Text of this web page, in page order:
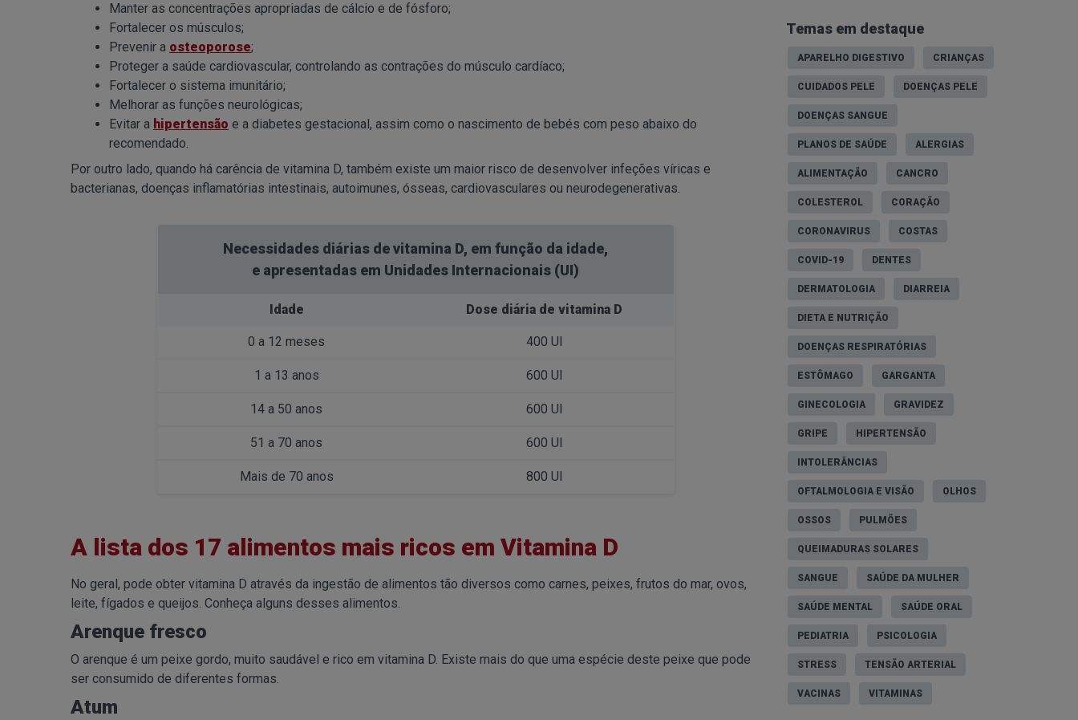
Manter as concentrações apropriadas de cálcio e de fósforo;
Fortalecer os músculos;
Prevenir a osteoporose;
Proteger a saúde cardiovascular, controlando as contrações do músculo cardíaco;
Fortalecer o sistema imunitário;
Melhorar as funções neurológicas;
Evitar a hipertensão e a diabetes gestacional, assim como o nascimento de bebés com peso abaixo do
recomendado.
Por outro lado, quando há carência de vitamina D, também existe um maior risco de desenvolver infeções víricas e
bacterianas, doenças inflamatórias intestinais, autoimunes, ósseas, cardiovasculares ou neurodegenerativas.
Necessidades diárias de vitamina D, em função da idade,
e apresentadas em Unidades Internacionais (UI)
Idade Dose diária de vitamina D
0 a 12 meses 400 UI
1 a 13 anos 600 UI
14 a 50 anos 600 UI
51 a 70 anos 600 UI
Mais de 70 anos 800 UI
A lista dos 17 alimentos mais ricos em Vitamina D
No geral, pode obter vitamina D através da ingestão de alimentos tão diversos como carnes, peixes, frutos do mar, ovos,
leite, fígados e queijos. Conheça alguns desses alimentos.
Arenque fresco
O arenque é um peixe gordo, muito saudável e rico em vitamina D. Existe mais do que uma espécie deste peixe que pode
ser consumido de diferentes formas.
Atum
Temas em destaque
APARELHO DIGESTIVO CRIANÇAS
CUIDADOS PELE DOENÇAS PELE
DOENÇAS SANGUE
PLANOS DE SAÚDE ALERGIAS
ALIMENTAÇÃO CANCRO
COLESTEROL CORAÇÃO
CORONAVIRUS COSTAS
COVID-19 DENTES
DERMATOLOGIA DIARREIA
DIETA E NUTRIÇÃO
DOENÇAS RESPIRATÓRIAS
ESTÔMAGO GARGANTA
GINECOLOGIA GRAVIDEZ
GRIPE HIPERTENSÃO
INTOLERÂNCIAS
OFTALMOLOGIA E VISÃO OLHOS
OSSOS PULMÕES
QUEIMADURAS SOLARES
SANGUE SAÚDE DA MULHER
SAÚDE MENTAL SAÚDE ORAL
PEDIATRIA PSICOLOGIA
STRESS TENSÃO ARTERIAL
VACINAS VITAMINAS